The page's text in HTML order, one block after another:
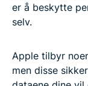
er å beskytte
selv.
Apple tilbyr
men disse